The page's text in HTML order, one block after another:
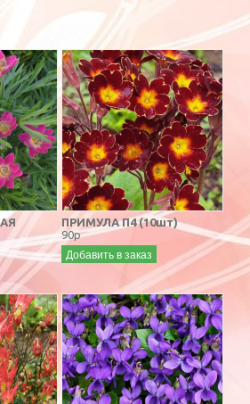
ПРИМУЛА П4 (10шт)
90р
Добавить в заказ